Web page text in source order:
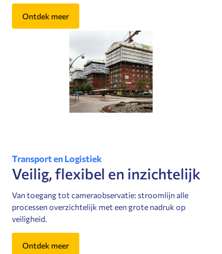
Ontdek meer
Transport en Logistiek
Veilig, flexibel en inzichtelijk
Van toegang tot cameraobservatie: stroomlijn alle
processen overzichtelijk met een grote nadruk op
veiligheid.
Ontdek meer